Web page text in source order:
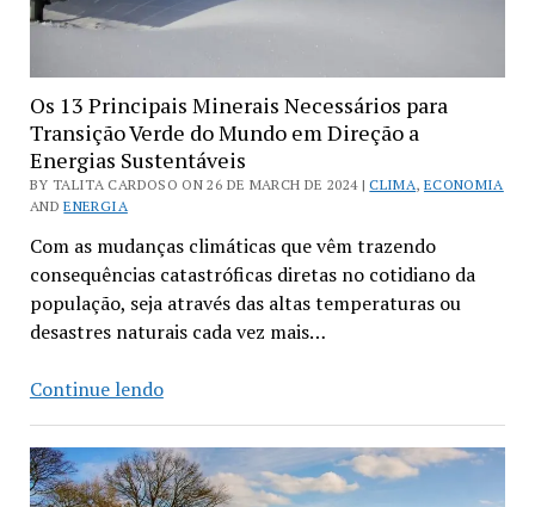
Os 13 Principais Minerais Necessários para
Transição Verde do Mundo em Direção a
Energias Sustentáveis
BY TALITA CARDOSO ON 26 DE MARCH DE 2024 |CLIMA, ECONOMIA
ANDENERGIA
Com as mudanças climáticas que vêm trazendo
consequências catastróficas diretas no cotidiano da
população, seja através das altas temperaturas ou
desastres naturais cada vez mais…
Continue lendoOs
Principais
Minerais